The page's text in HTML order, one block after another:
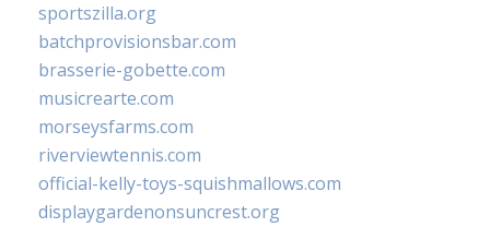
sportszilla.org
batchprovisionsbar.com
brasserie-gobette.com
musicrearte.com
morseysfarms.com
riverviewtennis.com
official-kelly-toys-squishmallows.com
displaygardenonsuncrest.org